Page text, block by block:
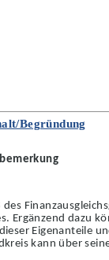
Begründung
des
Ergänzend dazu
Eigenanteile
kann über